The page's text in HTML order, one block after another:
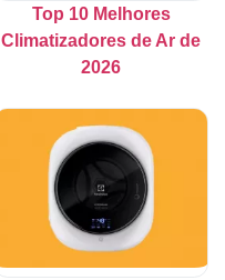
Top 10 Melhores
Climatizadores de Ar de
2026